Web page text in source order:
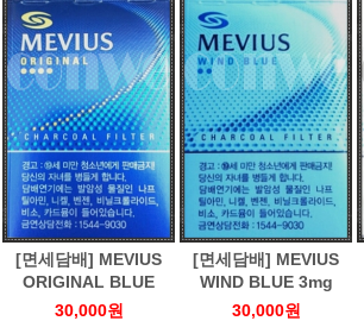
[면세담배] MEVIUS
ORIGINAL BLUE
30,000원
[면세담배] MEVIUS
WIND BLUE 3mg
30,000원